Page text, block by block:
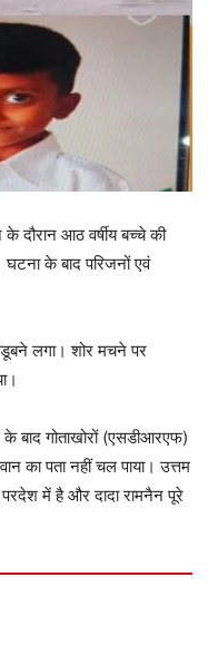
दौरान आठ वर्षीय बच्चे की
के बाद परिजनों एवं
डूबने लगा। शोर मचने पर
बाद गोताखोरों (एसडीआरएफ)
का पता नहीं चल पाया। उत्तम
में है और दादा रामनैन पूरे